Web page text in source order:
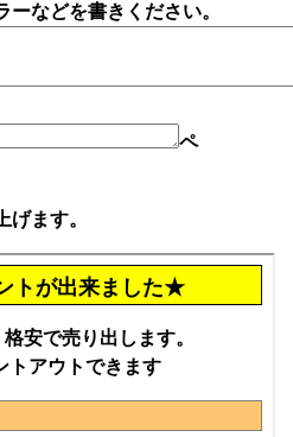
などを書きください。
ペ
ます。